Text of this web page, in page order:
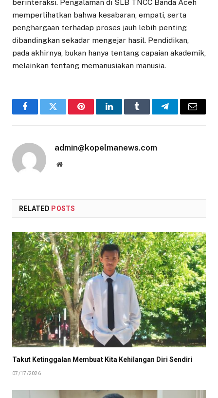
berinteraksi. Pengalaman di SLB TNCC Banda Aceh
memperlihatkan bahwa kesabaran, empati, serta
penghargaan terhadap proses jauh lebih penting
dibandingkan sekadar mengejar hasil. Pendidikan,
pada akhirnya, bukan hanya tentang capaian akademik,
melainkan tentang memanusiakan manusia.
FacebookTwitter PinterestLinkedInTumblr TelegramEmail
admin@kopelmanews.com
Website
RELATED POSTS
Takut Ketinggalan Membuat Kita Kehilangan Diri Sendiri
07/17/2026